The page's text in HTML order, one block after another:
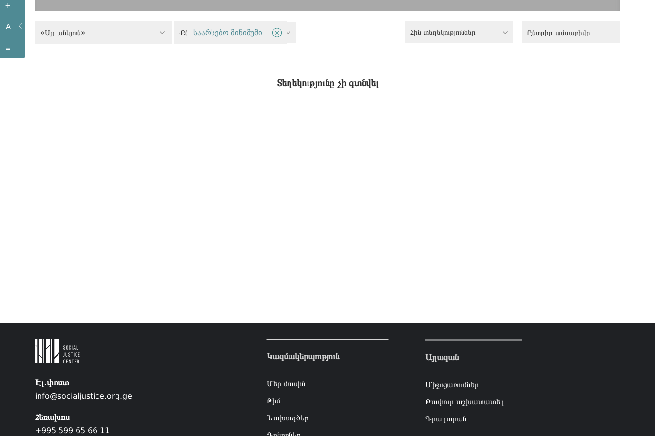
+
A
-
«Այլ անկյուն» Քննադատական ֆեմինիստական միտք
საარსებო მინიმუმი Հին տեղեկություններ
Տեղեկությունը չի գտնվել
Էլ.փոստ
info@socialjustice.org.ge
Հեռախոս
+995 599 65 66 11
Կազմակերպություն
Մեր մասին
Թիմ
Նախագծեր
Այլազան
Միջոցառումներ
Թափուր աշխատատեղ
Գրադարան